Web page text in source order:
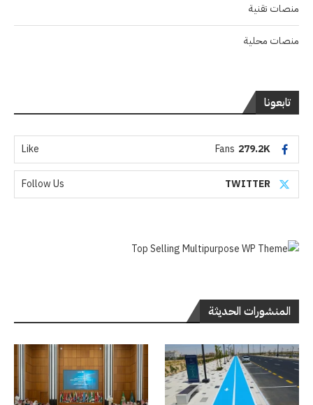
منصات تقنية
منصات محلية
تابعونا
279.2K
Fans
Like
TWITTER
Follow Us
المنشورات الحديثة